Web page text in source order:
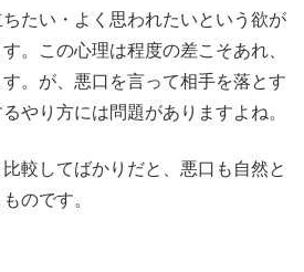
たい・よく思われたいという欲が
。この心理は程度の差こそあれ、
。が、悪口を言って相手を落とす
やり方には問題がありますよね。
較してばかりだと、悪口も自然と
のです。